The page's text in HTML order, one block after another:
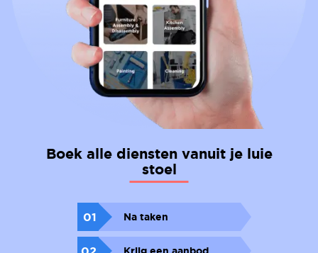
Boek alle diensten vanuit je luie
stoel
01 Na taken